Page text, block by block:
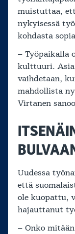
muistuttaa,
nykyisessä
kohdasta
– Työpaikalla
kulttuuri. Asia
vaihdetaan,
mahdollista
Virtanen
Uudessa
että
ole kuopattu,
hajauttanut
– Onko